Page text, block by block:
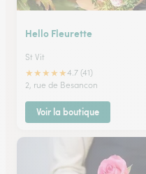
Hello Fleurette
St Vit
★★★★★4.7 (41)
2, rue de Besancon
Voir la boutique